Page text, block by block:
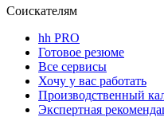
Соискателям
hh PRO
Готовое резюме
Все сервисы
Хочу у вас работать
Производственный
Экспертная